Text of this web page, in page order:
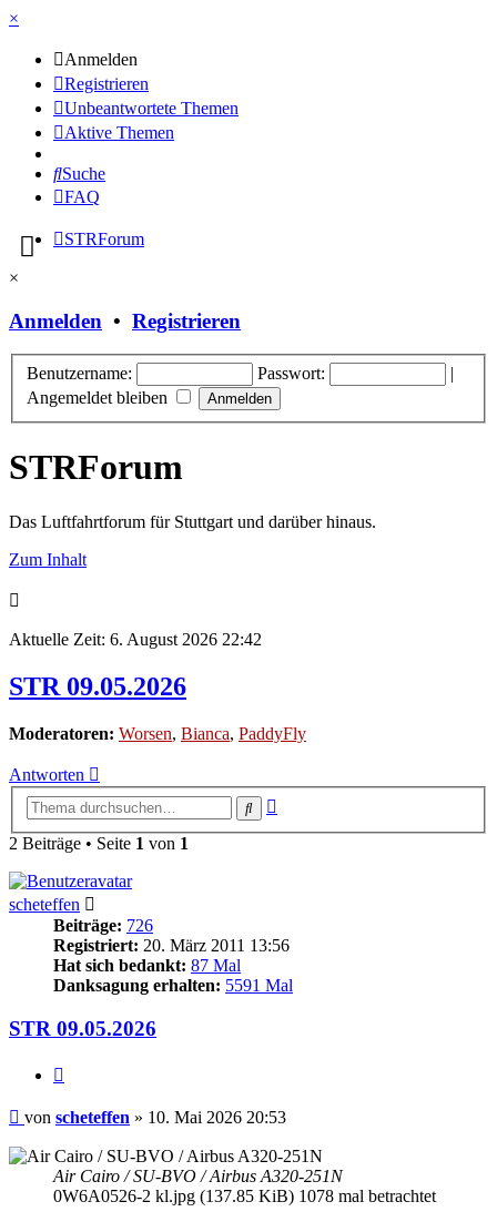
×
Anmelden
Registrieren
Unbeantwortete Themen
Aktive Themen
Suche
FAQ
STRForum
×
Anmelden • Registrieren
Benutzername: Passwort:
|
Angemeldet bleiben
STRForum
Das Luftfahrtforum für Stuttgart und darüber hinaus.
Zum Inhalt
Aktuelle Zeit: 6. August 2026 22:42
STR 09.05.2026
Moderatoren: Worsen, Bianca, PaddyFly
Antworten
Suche
2 Beiträge • Seite 1 von 1
scheteffen
Beiträge: 726
Registriert: 20. März 2011 13:56
Hat sich bedankt: 87 Mal
Danksagung erhalten: 5591 Mal
STR 09.05.2026
Beitrag
von scheteffen » 10. Mai 2026 20:53
Air Cairo / SU-BVO / Airbus A320-251N
0W6A0526-2 kl.jpg (137.85 KiB) 1078 mal betrachtet